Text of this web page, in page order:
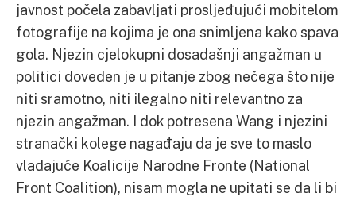
javnost počela zabavljati prosljeđujući mobitelom
fotografije na kojima je ona snimljena kako spava
gola. Njezin cjelokupni dosadašnji angažman u
politici doveden je u pitanje zbog nečega što nije
niti sramotno, niti ilegalno niti relevantno za
njezin angažman. I dok potresena Wang i njezini
stranački kolege nagađaju da je sve to maslo
vladajuće Koalicije Narodne Fronte (National
Front Coalition), nisam mogla ne upitati se da li bi